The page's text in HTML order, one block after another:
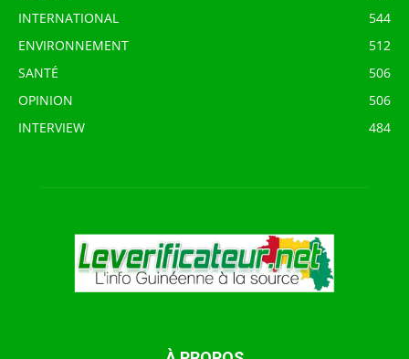
INTERNATIONAL
544
ENVIRONNEMENT
512
SANTÉ
506
OPINION
506
INTERVIEW
484